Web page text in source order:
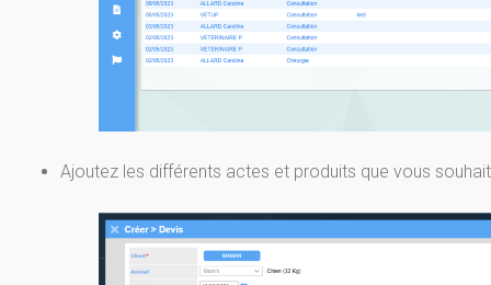
Ajoutez les différents actes et produits que vous